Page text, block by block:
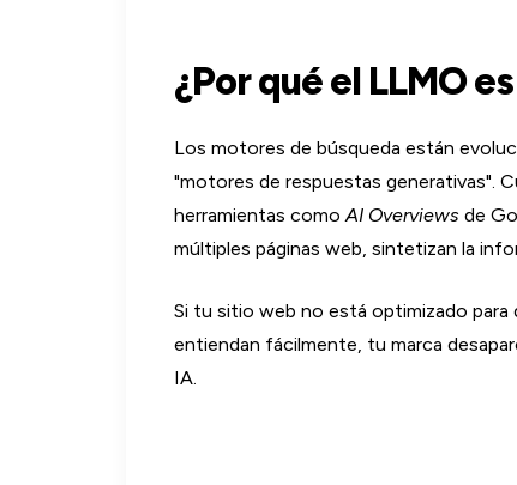
¿Por qué el LLMO
Los motores de búsqueda están
"motores de respuestas generativas".
herramientas comoAI Overviews de
múltiples páginas web, sintetizan la
Si tu sitio web no está optimizado
entiendan fácilmente, tu marca
IA.